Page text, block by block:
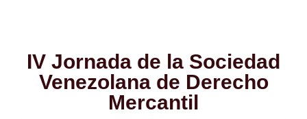
IV Jornada de la Sociedad
Venezolana de Derecho
Mercantil